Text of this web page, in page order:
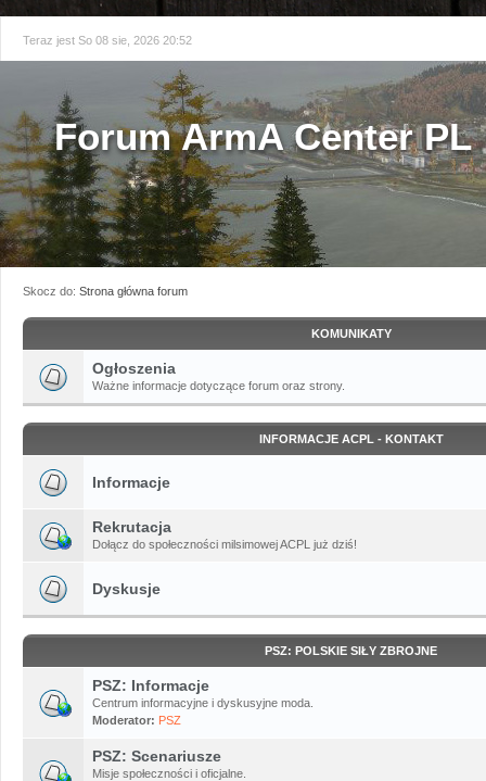
Teraz jest So 08 sie, 2026 20:52
Forum ArmA Center PL
Skocz do: Strona główna forum
KOMUNIKATY
Ogłoszenia
Ważne informacje dotyczące forum oraz strony.
INFORMACJE ACPL - KONTAKT
Informacje
Rekrutacja
Dołącz do społeczności milsimowej ACPL już dziś!
Dyskusje
PSZ: POLSKIE SIŁY ZBROJNE
PSZ: Informacje
Centrum informacyjne i dyskusyjne moda.
Moderator: PSZ
PSZ: Scenariusze
Misje społeczności i oficjalne.